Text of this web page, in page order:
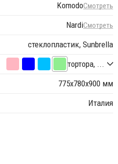
KomodoСмотреть
NardiСмотреть
стеклопластик, Sunbrella
тортора, ...
775х780х900 мм
Италия